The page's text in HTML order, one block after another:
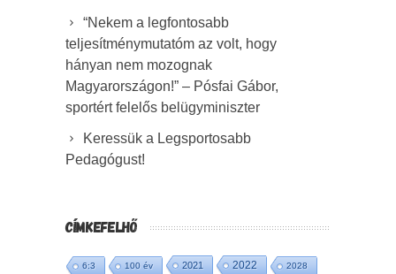
“Nekem a legfontosabb
teljesítménymutatóm az volt, hogy
hányan nem mozognak
Magyarországon!” – Pósfai Gábor,
sportért felelős belügyminiszter
Keressük a Legsportosabb
Pedagógust!
CÍMKEFELHŐ
6:3 100 év 2021 2022 2028